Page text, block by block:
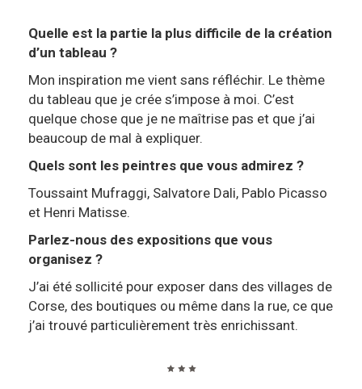
Quelle est la partie la plus difficile de la création
d’un tableau ?
Mon inspiration me vient sans réfléchir. Le thème
du tableau que je crée s’impose à moi. C’est
quelque chose que je ne maîtrise pas et que j’ai
beaucoup de mal à expliquer.
Quels sont les peintres que vous admirez ?
Toussaint Mufraggi, Salvatore Dali, Pablo Picasso
et Henri Matisse.
Parlez-nous des expositions que vous
organisez ?
J’ai été sollicité pour exposer dans des villages de
Corse, des boutiques ou même dans la rue, ce que
j’ai trouvé particulièrement très enrichissant.